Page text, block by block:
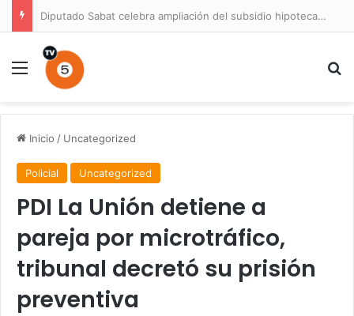
Prisión preventiva para conductor por atropello múltiple con resultado de muerte en La Unión
Menú
Inicio / Uncategorized
Policial Uncategorized
PDI La Unión detiene a
pareja por microtráfico,
tribunal decretó su prisión
preventiva